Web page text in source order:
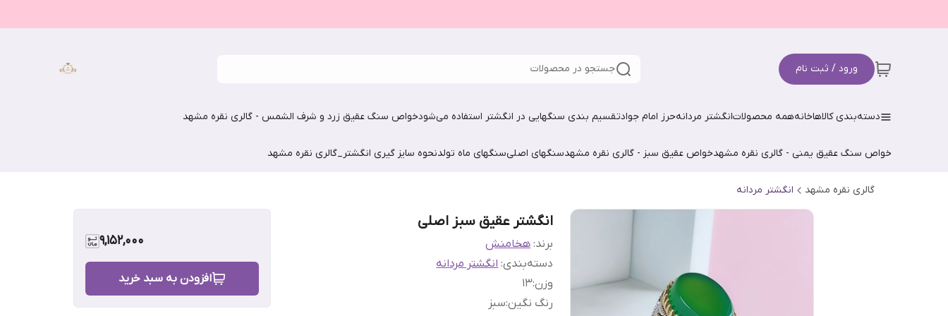
ورود / ثبت نام جستجو در محصولات
دسته‌بندی کالاهاخانههمه محصولاتانگشتر مردانهحرز امام جوادتقسیم بندی سنگهایی در انگشتر استفاده می‌شودخواص سنگ عقیق زرد و شرف الشمس - گالری نقره مشهد
خواص سنگ عقیق یمنی - گالری نقره مشهدخواص عقیق سبز - گالری نقره مشهدسنگهای اصلیسنگهای ماه تولدنحوه سایز گیری انگشتر_گالری نقره مشهد
گالری نقره مشهد انگشتر مردانه
انگشتر عقیق سبز اصلی
برند: هخامنش
دسته‌بندی:انگشتر مردانه
وزن:1۳
رنگ نگین:سبز
9,152,000
افزودن به سبد خرید